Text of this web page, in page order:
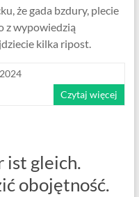
że gada bzdury, plecie
z wypowiedzią
kilka ripost.
Czytaj więcej
ist gleich.
obojętność.